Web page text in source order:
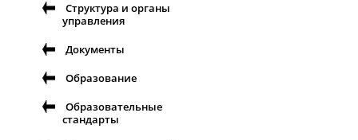
Структура и органы
управления
Документы
Образование
Образовательные
стандарты